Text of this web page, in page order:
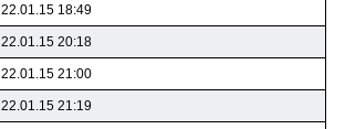
22.01.15 18:49
22.01.15 20:18
22.01.15 21:00
22.01.15 21:19